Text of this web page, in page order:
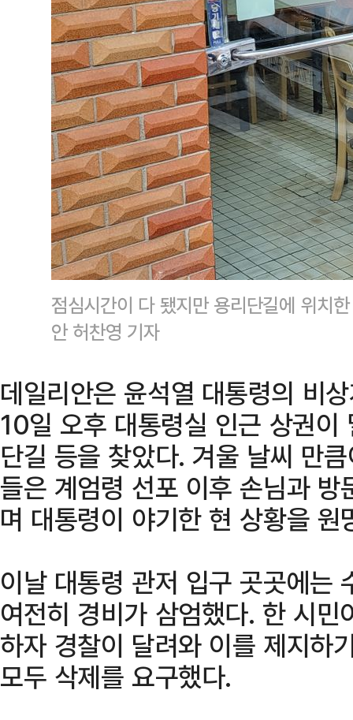
점심시간이 다 됐지만 용리단길에 위치
안 허찬영 기자
데일리안은 윤석열 대통령의 비
10일 오후 대통령실 인근 상권이
단길 등을 찾았다. 겨울 날씨 만
들은 계엄령 선포 이후 손님과
며 대통령이 야기한 현 상황을 원
이날 대통령 관저 입구 곳곳에는
여전히 경비가 삼엄했다. 한 시
하자 경찰이 달려와 이를 제지하
모두 삭제를 요구했다.